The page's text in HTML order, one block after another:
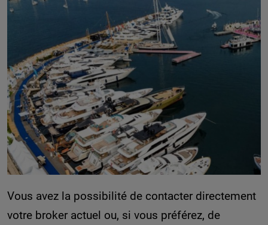
Vous avez la possibilité de contacter directement
votre broker actuel ou, si vous préférez, de